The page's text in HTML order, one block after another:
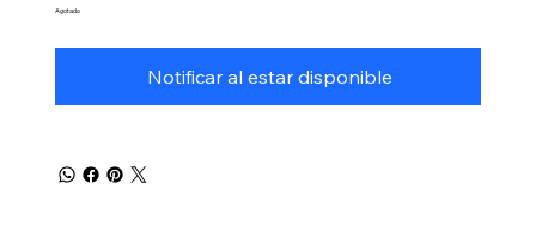
Agotado
Notificar al estar disponible